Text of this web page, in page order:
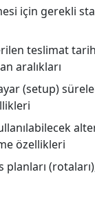
için gerekli
teslimat
aralıkları
(setup)
özellikleri